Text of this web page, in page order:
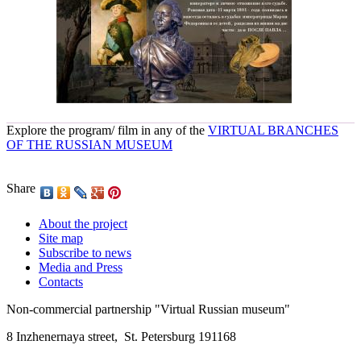
Explore the program/ film in any of the VIRTUAL BRANCHES
OF THE RUSSIAN MUSEUM
Share
About the project
Site map
Subscribe to news
Media and Press
Contacts
Non-commercial partnership "Virtual Russian museum"
8 Inzhenernaya street, St. Petersburg 191168